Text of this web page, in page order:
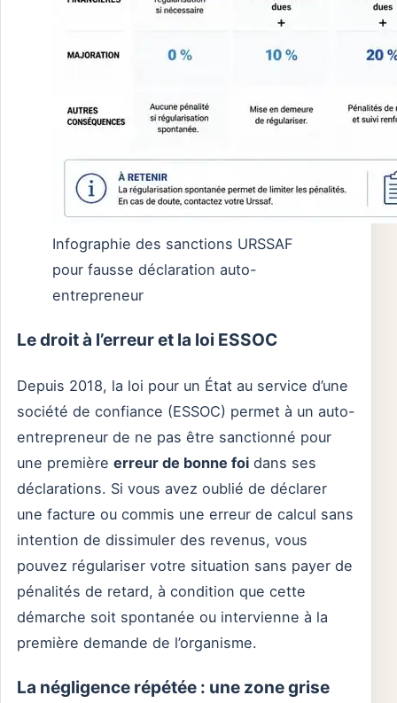
Infographie des sanctions URSSAF
pour fausse déclaration auto-
entrepreneur
Le droit à l’erreur et la loi ESSOC
Depuis 2018, la loi pour un État au service d’une
société de confiance (ESSOC) permet à un auto-
entrepreneur de ne pas être sanctionné pour
une première erreur de bonne foi dans ses
déclarations. Si vous avez oublié de déclarer
une facture ou commis une erreur de calcul sans
intention de dissimuler des revenus, vous
pouvez régulariser votre situation sans payer de
pénalités de retard, à condition que cette
démarche soit spontanée ou intervienne à la
première demande de l’organisme.
La négligence répétée : une zone grise